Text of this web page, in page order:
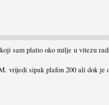
sam platio oko milje u vitezu
sipak plafon 200 ali dok je